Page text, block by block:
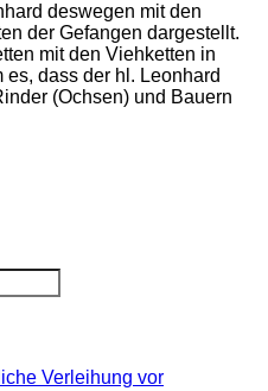
deswegen mit den
der Gefangen dargestellt.
mit den Viehketten in
dass der hl. Leonhard
(Ochsen) und Bauern
Verleihung vor